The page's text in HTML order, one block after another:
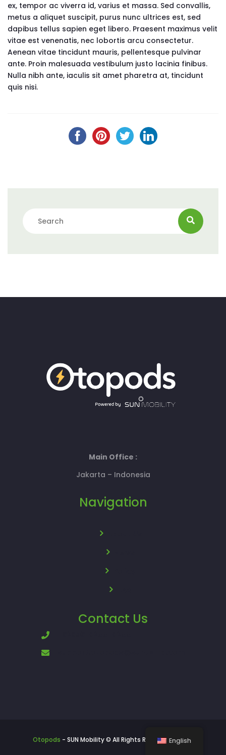
ex, tempor ac viverra id, varius et massa. Sed convallis,
metus a aliquet suscipit, purus nunc ultrices est, sed
dapibus tellus sapien eget libero. Praesent maximus velit
vitae est venenatis, nec lobortis arcu consectetur.
Aenean vitae tincidunt mauris, pellentesque pulvinar
ante. Proin malesuada vestibulum justo lacinia finibus.
Nulla nibh ante, iaculis sit amet pharetra at, tincidunt
quis nisi.
Main Office :
Jakarta – Indonesia
Navigation
Contact Us
Otopods - SUN Mobility © All Rights Reserved - 2024
English